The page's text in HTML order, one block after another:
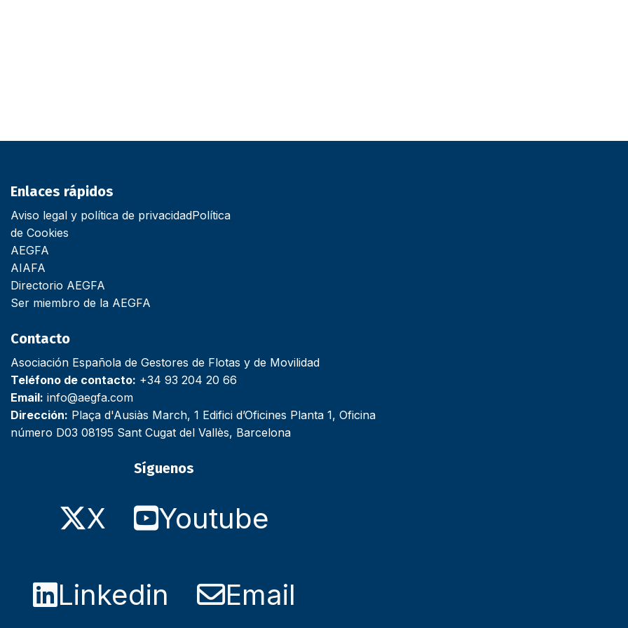
Enlaces rápidos
Aviso legal y política de privacidadPolítica
de Cookies
AEGFA
AIAFA
Directorio AEGFA
Ser miembro de la AEGFA
Contacto
Asociación Española de Gestores de Flotas y de Movilidad
Teléfono de contacto: +34 93 204 20 66
Email: info@aegfa.com
Dirección: Plaça d'Ausiàs March, 1 Edifici d’Oficines Planta 1, Oficina
número D03 08195 Sant Cugat del Vallès, Barcelona
Síguenos
X Youtube
Linkedin Email